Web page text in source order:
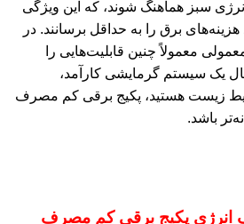
سبز هماهنگ شوند، که این ویژگی
برق را به حداقل برسانند. در
معمولاً چنین قابلیت‌هایی را
یک سیستم گرمایشی کارآمد،
زیست هستید، پکیج برقی کم مصرف
باشد.
انرژی پکیج برقی کم مصرف